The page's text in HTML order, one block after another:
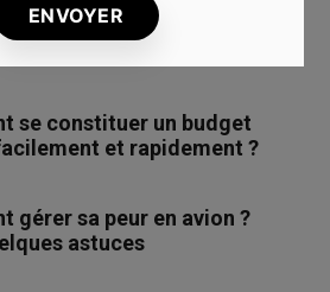
agences de voyage
se constituer un budget
et rapidement ?
gérer sa peur en avion ?
astuces